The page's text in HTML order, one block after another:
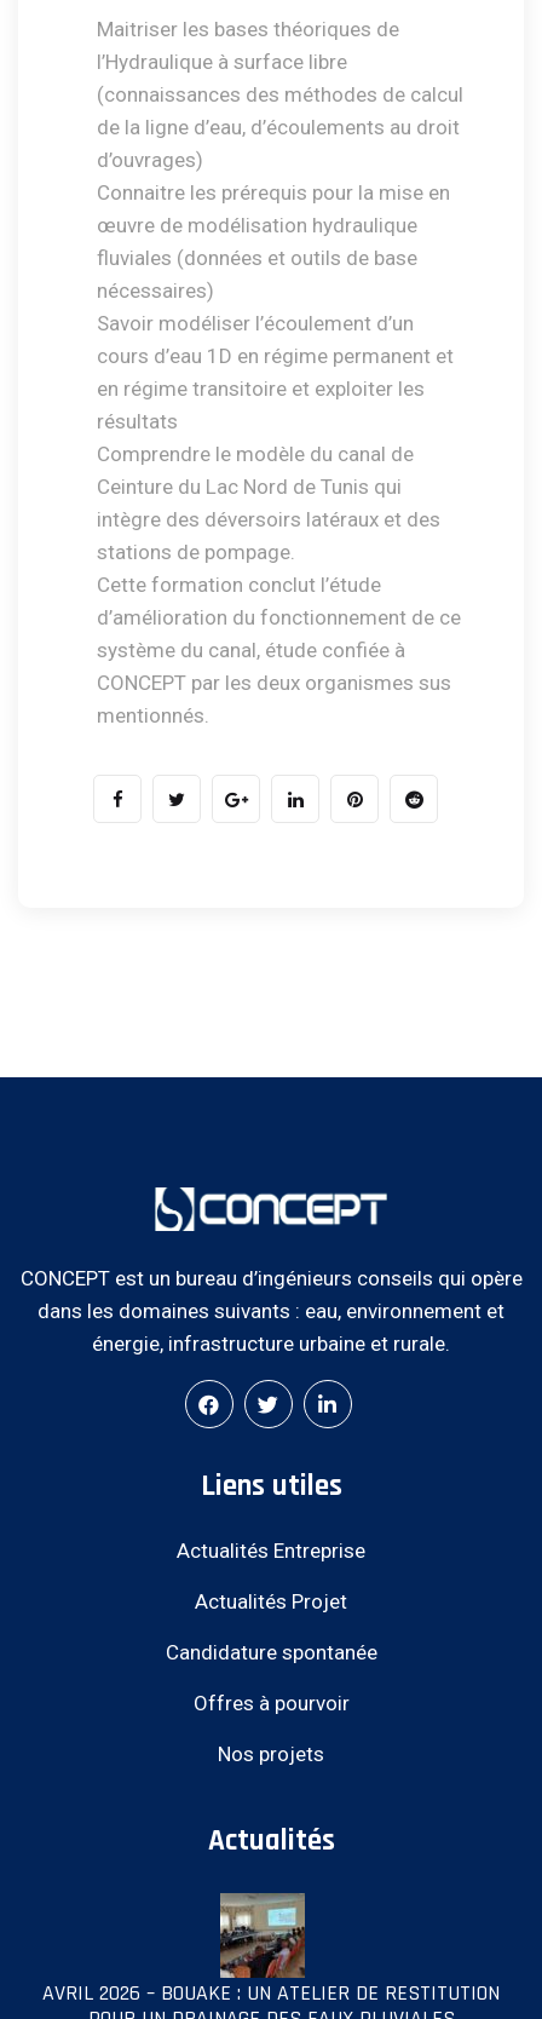
Maitriser les bases théoriques de
l’Hydraulique à surface libre
(connaissances des méthodes de calcul
de la ligne d’eau, d’écoulements au droit
d’ouvrages)
Connaitre les prérequis pour la mise en
œuvre de modélisation hydraulique
fluviales (données et outils de base
nécessaires)
Savoir modéliser l’écoulement d’un
cours d’eau 1D en régime permanent et
en régime transitoire et exploiter les
résultats
Comprendre le modèle du canal de
Ceinture du Lac Nord de Tunis qui
intègre des déversoirs latéraux et des
stations de pompage.
Cette formation conclut l’étude
d’amélioration du fonctionnement de ce
système du canal, étude confiée à
CONCEPT par les deux organismes sus
mentionnés.
CONCEPT est un bureau d’ingénieurs conseils qui opère
dans les domaines suivants : eau, environnement et
énergie, infrastructure urbaine et rurale.
Liens utiles
Actualités Entreprise
Actualités Projet
Candidature spontanée
Offres à pourvoir
Nos projets
Actualités
AVRIL 2026 – BOUAKE : UN ATELIER DE RESTITUTION